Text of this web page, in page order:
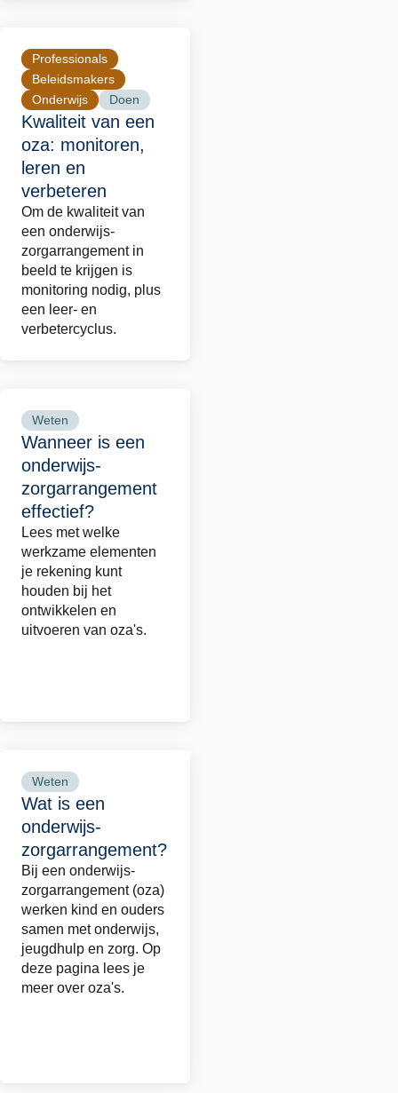
Kwaliteit van een
oza: monitoren,
leren en
verbeteren
Professionals
Beleidsmakers
Onderwijs
Doen
Om de kwaliteit van
een onderwijs-
zorgarrangement in
beeld te krijgen is
monitoring nodig, plus
een leer- en
verbetercyclus.
Lees
meer
over
Kwaliteit
van
een
oza:
monitoren,
leren
en
verbeteren
Wanneer is een
onderwijs-
zorgarrangement
effectief?
Weten
Lees met welke
werkzame elementen
je rekening kunt
houden bij het
ontwikkelen en
uitvoeren van oza's.
Lees
meer
over
Wanneer
is
een
onderwijs-
zorgarrangement
effectief?
Wat is een
onderwijs-
zorgarrangement?
Weten
Bij een onderwijs-
zorgarrangement (oza)
werken kind en ouders
samen met onderwijs,
jeugdhulp en zorg. Op
deze pagina lees je
meer over oza's.
Lees
meer
over
Wat
is
een
onderwijs-
zorgarrangement?